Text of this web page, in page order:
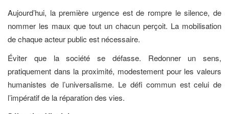
Aujourd’hui, la première urgence est de rompre le silence, de
nommer les maux que tout un chacun perçoit. La mobilisation
de chaque acteur public est nécessaire.
Éviter que la société se défasse. Redonner un sens,
pratiquement dans la proximité, modestement pour les valeurs
humanistes de l’universalisme. Le défi commun est celui de
l’impératif de la réparation des vies.